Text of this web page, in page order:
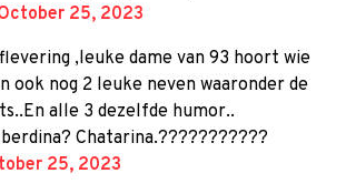
25, 2023
,leuke dame van 93 hoort wie
ook nog 2 leuke neven waaronder de
alle 3 dezelfde humor..
Chatarina.???????‍????
25, 2023